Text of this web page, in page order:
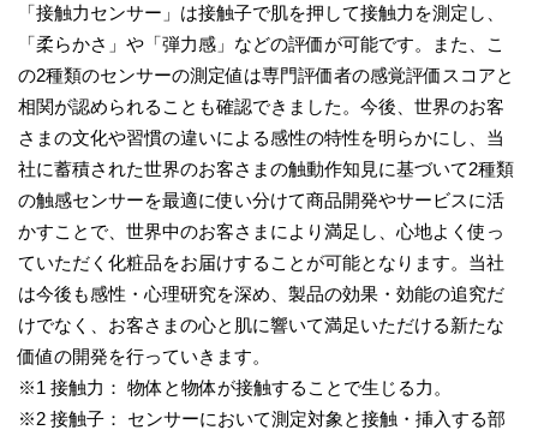
「接触力センサー」は接触子で肌を押して接触力を測定し、
「柔らかさ」や「弾力感」などの評価が可能です。また、こ
の2種類のセンサーの測定値は専門評価者の感覚評価スコアと
相関が認められることも確認できました。今後、世界のお客
さまの文化や習慣の違いによる感性の特性を明らかにし、当
社に蓄積された世界のお客さまの触動作知見に基づいて2種類
の触感センサーを最適に使い分けて商品開発やサービスに活
かすことで、世界中のお客さまにより満足し、心地よく使っ
ていただく化粧品をお届けすることが可能となります。当社
は今後も感性・心理研究を深め、製品の効果・効能の追究だ
けでなく、お客さまの心と肌に響いて満足いただける新たな
価値の開発を行っていきます。
※1 接触力： 物体と物体が接触することで生じる力。
※2 接触子： センサーにおいて測定対象と接触・挿入する部